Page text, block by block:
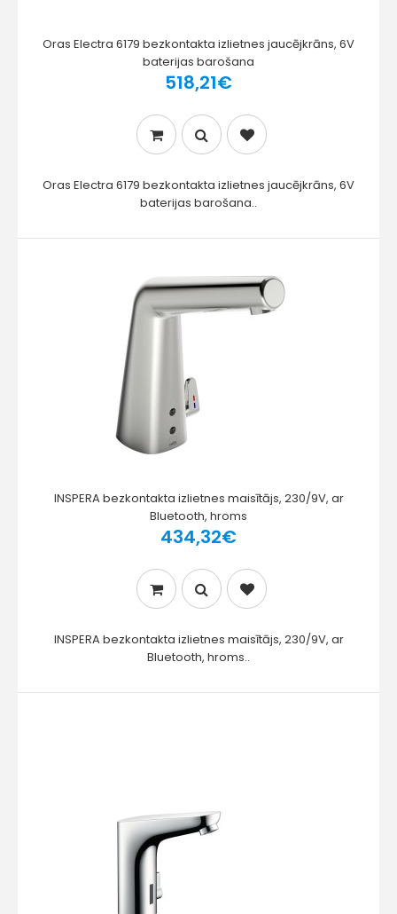
Oras Electra 6179 bezkontakta izlietnes jaucējkrāns, 6V
baterijas barošana
518,21€
Oras Electra 6179 bezkontakta izlietnes jaucējkrāns, 6V
baterijas barošana..
INSPERA bezkontakta izlietnes maisītājs, 230/9V, ar
Bluetooth, hroms
434,32€
INSPERA bezkontakta izlietnes maisītājs, 230/9V, ar
Bluetooth, hroms..